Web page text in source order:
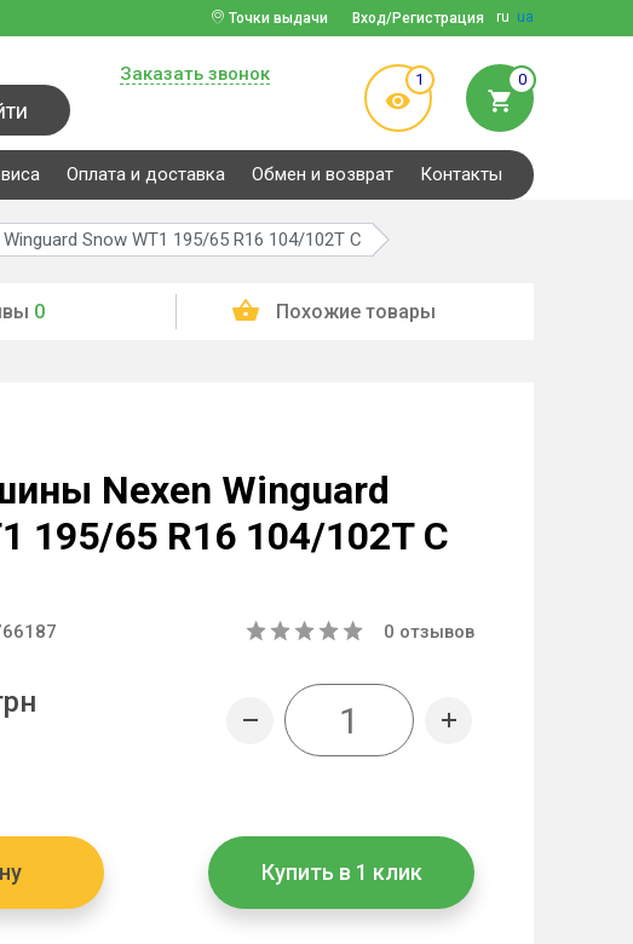
ru ua
Вход/Регистрация
Точки выдачи
Заказать звонок 1 0
Оплата и доставка Обмен и возврат Контакты
Snow WT1 195/65 R16 104/102T C
0 Похожие товары
Nexen Winguard
195/65 R16 104/102T C
0 отзывов
Купить в 1 клик